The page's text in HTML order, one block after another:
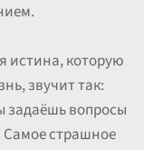
истина, которую
звучит так:
вопросы
Самое страшное